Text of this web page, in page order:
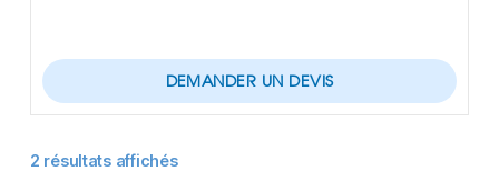
DEMANDER UN DEVIS
2 résultats affichés